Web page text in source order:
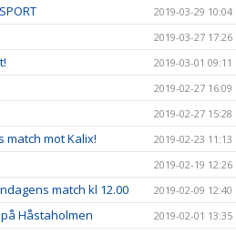
2019-03-29 10:04
2019-03-27 17:26
2019-03-01 09:11
2019-02-27 16:09
2019-02-27 15:28
match mot Kalix! 2019-02-23 11:13
2019-02-19 12:26
match kl 12.00 2019-02-09 12:40
Håstaholmen 2019-02-01 13:35